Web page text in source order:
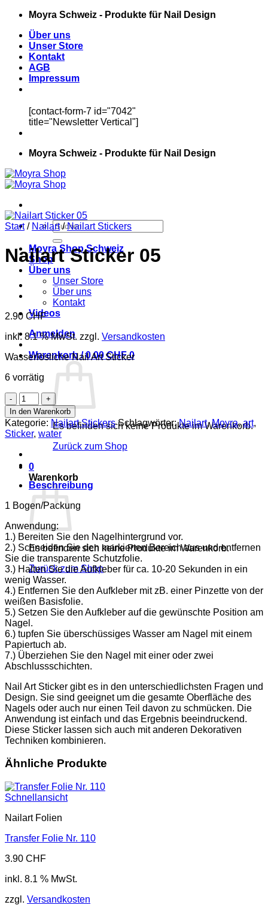
Zum
springen
Moyra Schweiz - Produkte für Nail Design
Über uns
Unser Store
Kontakt
AGB
Impressum
[contact-form-7 id="7042"
title="Newsletter Vertical"]
Moyra Schweiz - Produkte für Nail Design
Suchen
nach:
Moyra Shop Schweiz
Shop
Über uns
Unser Store
Über uns
Kontakt
Videos
Anmelden
Warenkorb /0.00CHF 0
Es befinden sich keine Produkte im Warenkorb.
Zurück zum Shop
0
Warenkorb
Es befinden sich keine Produkte im Warenkorb.
Zurück zum Shop
Start / Nailart / Nailart Stickers
Nailart Sticker 05
2.90 CHF
inkl. 8.1 % MwSt. zzgl. Versandkosten
Wasserlösliche Nail Art Sticker
6 vorrätig
Nailart
Sticker
05
Menge
In den Warenkorb
Kategorie: Nailart Stickers Schlagwörter:Nailart,Moyra,art,
Sticker, water
Beschreibung
1 Bogen/Packung
Anwendung:
1.) Bereiten Sie den Nagelhintergrund vor.
2.) Schneiden Sie den markierten Bereich aus und entfernen
Sie die transparente Schutzfolie.
3.) Halten Sie die Aufkleber für ca. 10-20 Sekunden in ein
wenig Wasser.
4.) Entfernen Sie den Aufkleber mit zB. einer Pinzette von der
weißen Basisfolie.
5.) Setzen Sie den Aufkleber auf die gewünschte Position am
Nagel.
6.) tupfen Sie überschüssiges Wasser am Nagel mit einem
Papiertuch ab.
7.) Überziehen Sie den Nagel mit einer oder zwei
Abschlussschichten.
Nail Art Sticker gibt es in den unterschiedlichsten Fragen und
Design. Sie sind geeignet um die gesamte Oberfläche des
Nagels oder auch nur einen Teil davon zu schmücken. Die
Anwendung ist einfach und das Ergebnis beeindruckend.
Diese Sticker lassen sich auch mit anderen Dekorativen
Techniken kombinieren.
Ähnliche Produkte
Schnellansicht
Nailart Folien
Transfer Folie Nr. 110
3.90 CHF
inkl. 8.1 % MwSt.
zzgl. Versandkosten